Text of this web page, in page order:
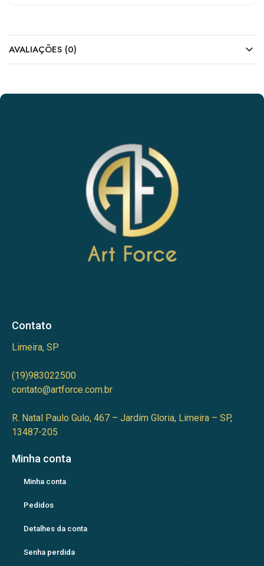
AVALIAÇÕES (0)
Contato
Limeira, SP
(19)983022500
contato@artforce.com.br
R. Natal Paulo Gulo, 467 – Jardim Gloria, Limeira – SP,
13487-205
Minha conta
Minha conta
Pedidos
Detalhes da conta
Senha perdida